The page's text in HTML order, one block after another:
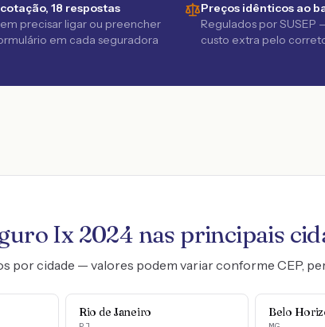
cotação, 18 respostas
precisar ligar ou preencher
em cada seguradora
Preços idênticos ao
Regulados por SUSEP
custo extra pelo
Ix 2024 nas principais
por cidade — valores podem variar conforme CEP,
Rio de Janeiro Belo